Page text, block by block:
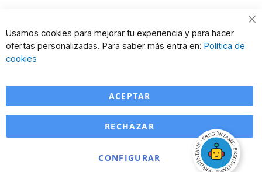
Usamos cookies para mejorar tu experiencia y para hacer
ofertas personalizadas. Para saber más entra en: Política de
cookies
ACEPTAR
CONFIGURAR
RECHAZAR